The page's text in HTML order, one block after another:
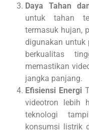
Daya Tahan
untuk tahan
termasuk hujan,
digunakan untuk
berkualitas
memastikan
jangka panjang.
Efisiensi Energi
videotron lebih
teknologi
konsumsi listrik